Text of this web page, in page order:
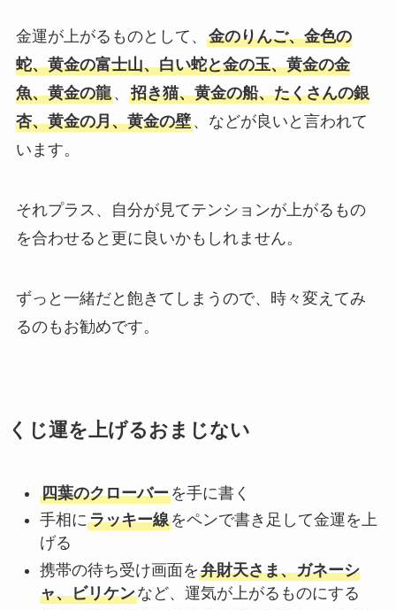
金運が上がるものとして、 金のりんご、金色の
蛇、黄金の富士山、白い蛇と金の玉、黄金の金
魚、黄金の龍、 招き猫、黄金の船、たくさんの銀
杏、黄金の月、黄金の壁、などが良いと言われて
います。
それプラス、自分が見てテンションが上がるもの
を合わせると更に良いかもしれません。
ずっと一緒だと飽きてしまうので、時々変えてみ
るのもお勧めです。
くじ運を上げるおまじない
四葉のクローバーを手に書く
手相にラッキー線をペンで書き足して金運を上
げる
携帯の待ち受け画面を弁財天さま、ガネーシ
ャ、ビリケンなど、運気が上がるものにする